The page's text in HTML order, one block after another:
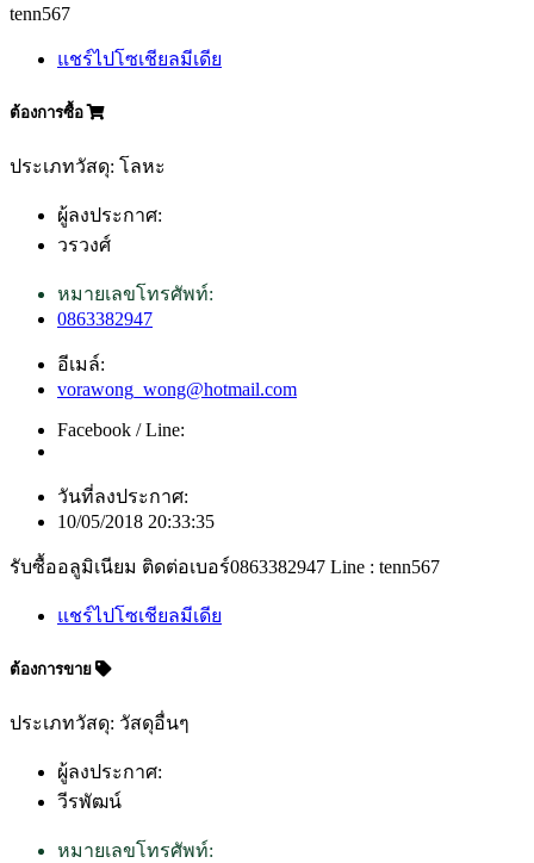
tenn567
แชร์ไปโซเชียลมีเดีย
ต้องการซื้อ
ประเภทวัสดุ: โลหะ
ผู้ลงประกาศ:
วรวงศ์
หมายเลขโทรศัพท์:
0863382947
อีเมล์:
vorawong_wong@hotmail.com
Facebook / Line:
วันที่ลงประกาศ:
10/05/2018 20:33:35
รับซื้ออลูมิเนียม ติดต่อเบอร์0863382947 Line : tenn567
แชร์ไปโซเชียลมีเดีย
ต้องการขาย
ประเภทวัสดุ: วัสดุอื่นๆ
ผู้ลงประกาศ:
วีรพัฒน์
หมายเลขโทรศัพท์: